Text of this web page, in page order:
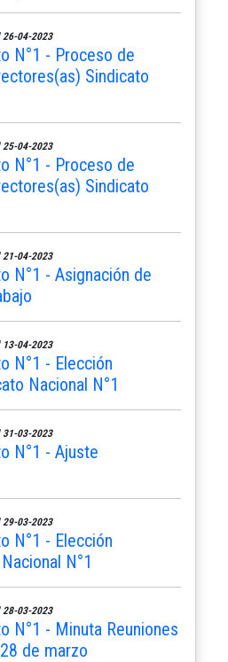
26-04-2023
N°1 - Proceso de
Sindicato
25-04-2023
N°1 - Proceso de
Sindicato
21-04-2023
N°1 - Asignación de
13-04-2023
N°1 - Elección
Nacional N°1
31-03-2023
N°1 - Ajuste
29-03-2023
N°1 - Elección
N°1
28-03-2023
N°1 - Minuta Reuniones
de marzo